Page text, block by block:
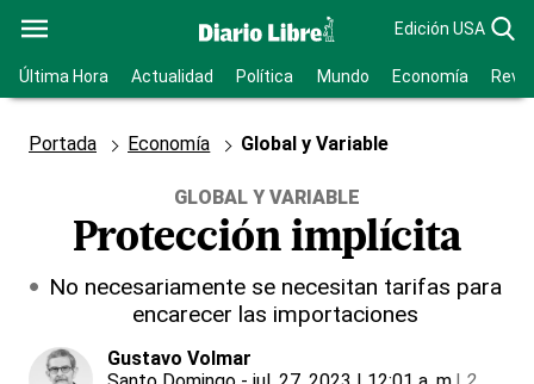
Edición USA
Última Hora Actualidad Política Mundo Economía
Portada Economía Global y Variable
GLOBAL Y VARIABLE
Protección implícita
No necesariamente se necesitan tarifas para
encarecer las importaciones
Gustavo Volmar